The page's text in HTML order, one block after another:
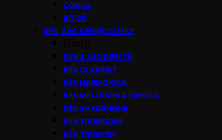
CONGA
BỘ GÕ
KÈN, SÁO & NHẠC CỤ HƠI
KÈN & SÁO ĐIỆN TỬ
KÈN CLARINET
KÈN HARMONICA
KÈN MELODION & PIANICA
KÈN SAXOPHONE
KÈN TROMBONE
KÈN TRUMPET